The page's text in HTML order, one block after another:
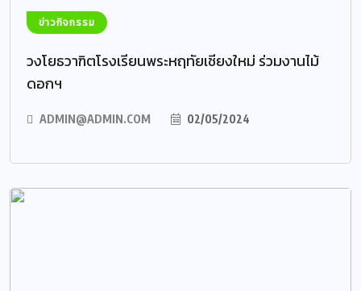
ข่าวกิจกรรม
วงโยธวาฑิตโรงเรียนพระหฤทัยเชียงใหม่ ร่วมงานไม้
ดอกฯ
ADMIN@ADMIN.COM 02/05/2024